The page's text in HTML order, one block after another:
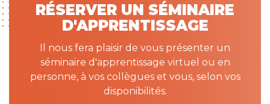
RÉSERVER UN SÉMINAIRE
D'APPRENTISSAGE
Il nous fera plaisir de vous présenter un
séminaire d'apprentissage virtuel ou en
personne, à vos collègues et vous, selon vos
disponibilités.